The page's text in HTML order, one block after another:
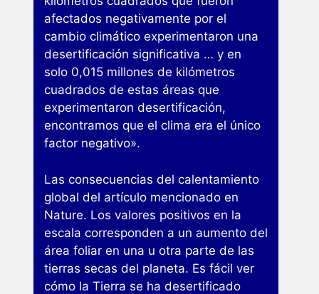
afectados negativamente por el
cambio climático experimentaron una
desertificación significativa … y en
solo 0,015 millones de kilómetros
cuadrados de estas áreas que
experimentaron desertificación,
encontramos que el clima era el único
factor negativo».
Las consecuencias del calentamiento
global del artículo mencionado en
Nature. Los valores positivos en la
escala corresponden a un aumento del
área foliar en una u otra parte de las
tierras secas del planeta. Es fácil ver
cómo la Tierra se ha desertificado